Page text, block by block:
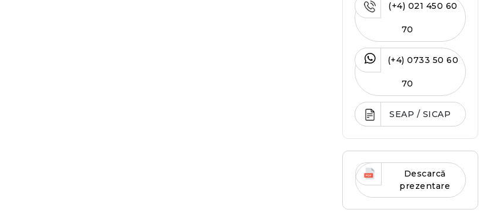
(+4) 021 450 60
70
(+4) 0733 50 60
70
SEAP / SICAP
Descarcă
prezentare